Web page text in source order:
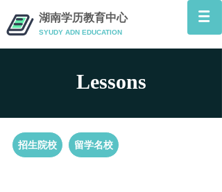
SYUDY ADN EDUCATION
湖南学历教育中心
Lessons
招生院校 留学名校